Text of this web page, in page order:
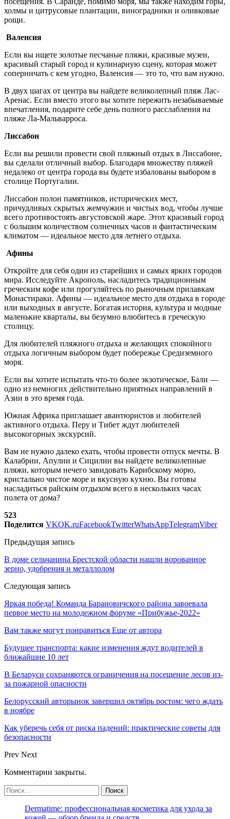
холмы и цитрусовые плантации, виноградники и оливковые
рощи.
Валенсия
Если вы ищете золотые песчаные пляжи, красивые музеи,
красивый старый город и кулинарную сцену, которая может
соперничать с кем угодно, Валенсия — это то, что вам нужно.
В двух шагах от центра вы найдете великолепный пляж Лас-
Аренас. Если вместо этого вы хотите пережить незабываемые
впечатления, подарите себе день полного расслабления на
пляже Ла-Мальварроса.
Лиссабон
Если вы решили провести свой пляжный отдых в Лиссабоне,
вы сделали отличный выбор. Благодаря множеству пляжей
недалеко от центра города вы будете избалованы выбором в
столице Португалии.
Лиссабон полон памятников, исторических мест,
причудливых скрытых жемчужин и чистых вод, чтобы лучше
всего противостоять августовской жаре. Этот красивый город
с большим количеством солнечных часов и фантастическим
климатом — идеальное место для летнего отдыха.
Афины
Откройте для себя один из старейших и самых ярких городов
мира. Исследуйте Акрополь, насладитесь традиционным
греческим кофе или прогуляйтесь по рыночным прилавкам
Монастираки. Афины — идеальное место для отдыха в городе
или выходных в августе. Богатая история, культура и модные
маленькие кварталы, вы безумно влюбитесь в греческую
столицу.
Для любителей пляжного отдыха и желающих спокойного
отдыха логичным выбором будет побережье Средиземного
моря.
Если вы хотите испытать что-то более экзотическое, Бали —
одно из немногих действительно приятных направлений в
Азии в это время года.
Южная Африка приглашает авантюристов и любителей
активного отдыха. Перу и Тибет ждут любителей
высокогорных экскурсий.
Вам не нужно далеко ехать, чтобы провести отпуск мечты. В
Калабрии, Апулии и Сицилии вы найдете великолепные
пляжи, которым нечего завидовать Карибскому морю,
кристально чистое море и вкусную кухню. Вы готовы
насладиться райским отдыхом всего в нескольких часах
полета от дома?
523
Поделится VKOK.ruFacebookTwitterWhatsAppTelegramViber
Предыдущая запись
В доме сельчанина Брестской области нашли ворованное
зерно, удобрения и металлолом
Следующая запись
Яркая победа! Команда Барановичского района завоевала
первое место на молодежном форуме «Прибужье-2022»
Вам также могут понравиться Еще от автора
Будущее транспорта: какие изменения ждут водителей в
ближайшие 10 лет
В Беларуси сохраняются ограничения на посещение лесов из-
за пожарной опасности
Белорусский авторынок завершил октябрь ростом: чего ждать
в ноябре
Как уберечь себя от риска падений: практические советы для
безопасности
Prev Next
Комментарии закрыты.
Dermatime: профессиональная косметика для ухода за